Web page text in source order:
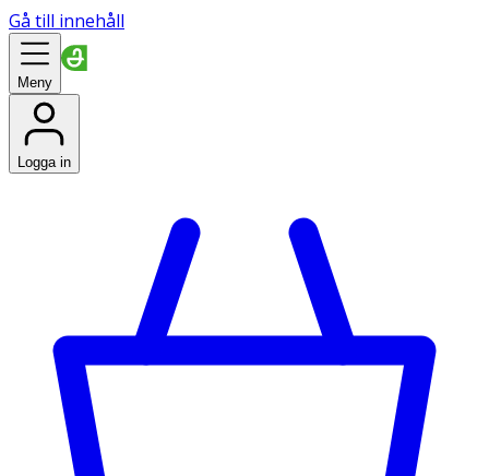
Gå till innehåll
Meny
Logga in